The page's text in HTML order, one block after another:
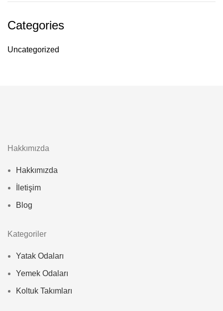
Categories
Uncategorized
Hakkımızda
Hakkımızda
İletişim
Blog
Kategoriler
Yatak Odaları
Yemek Odaları
Koltuk Takımları